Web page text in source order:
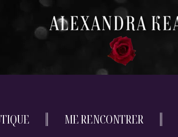
ME RENCONTRER